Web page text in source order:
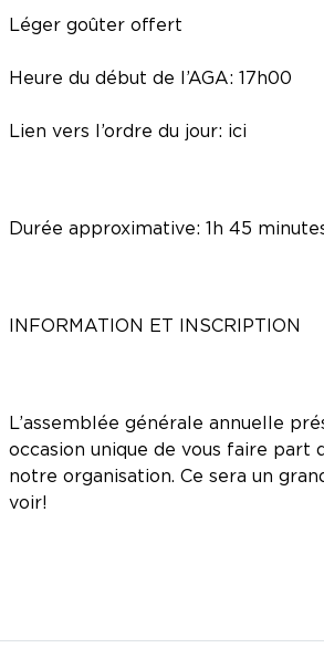
Léger goûter offert
Heure du début de l’AGA: 17h00
Lien vers l’ordre du jour: ici
Durée approximative: 1h 45
INFORMATION ET INSCRIPTION
L’assemblée générale annuelle
occasion unique de vous faire part
notre organisation. Ce sera un
voir!